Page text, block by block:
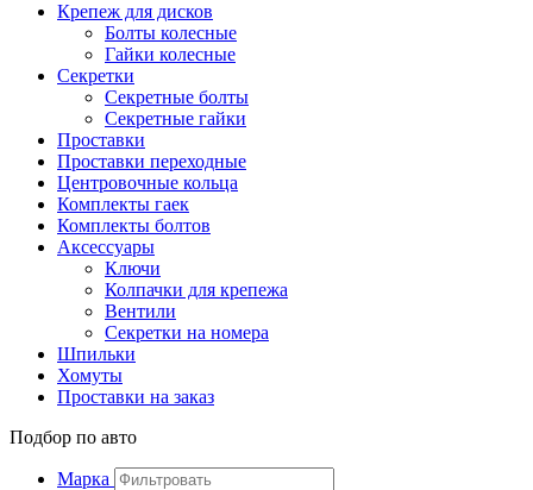
Крепеж для дисков
Болты колесные
Гайки колесные
Секретки
Секретные болты
Секретные гайки
Проставки
Проставки переходные
Центровочные кольца
Комплекты гаек
Комплекты болтов
Аксессуары
Ключи
Колпачки для крепежа
Вентили
Секретки на номера
Шпильки
Хомуты
Проставки на заказ
Подбор по авто
Марка